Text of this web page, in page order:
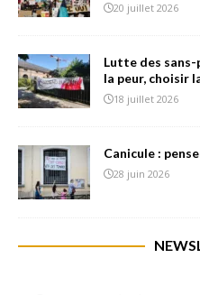
20 juillet 2026
Lutte des
la peur, choisir
18 juillet 2026
Canicule :
28 juin 2026